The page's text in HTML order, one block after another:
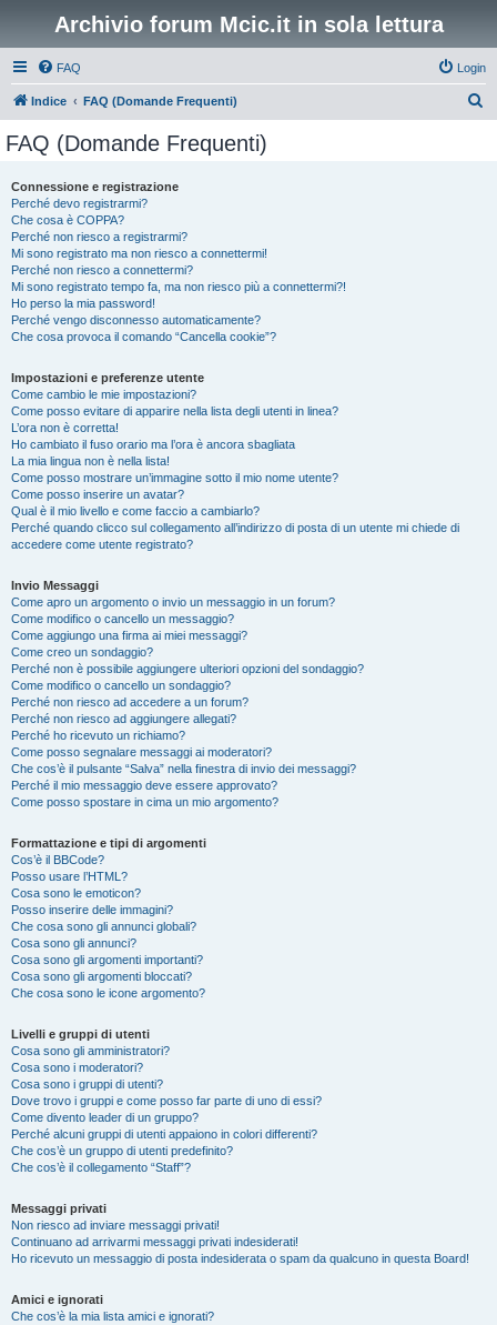
Archivio forum Mcic.it in sola lettura
FAQ Login
Indice FAQ (Domande Frequenti)
FAQ (Domande Frequenti)
Connessione e registrazione
Perché devo registrarmi?
Che cosa è COPPA?
Perché non riesco a registrarmi?
Mi sono registrato ma non riesco a connettermi!
Perché non riesco a connettermi?
Mi sono registrato tempo fa, ma non riesco più a connettermi?!
Ho perso la mia password!
Perché vengo disconnesso automaticamente?
Che cosa provoca il comando “Cancella cookie”?
Impostazioni e preferenze utente
Come cambio le mie impostazioni?
Come posso evitare di apparire nella lista degli utenti in linea?
L’ora non è corretta!
Ho cambiato il fuso orario ma l’ora è ancora sbagliata
La mia lingua non è nella lista!
Come posso mostrare un’immagine sotto il mio nome utente?
Come posso inserire un avatar?
Qual è il mio livello e come faccio a cambiarlo?
Perché quando clicco sul collegamento all’indirizzo di posta di un utente mi chiede di
accedere come utente registrato?
Invio Messaggi
Come apro un argomento o invio un messaggio in un forum?
Come modifico o cancello un messaggio?
Come aggiungo una firma ai miei messaggi?
Come creo un sondaggio?
Perché non è possibile aggiungere ulteriori opzioni del sondaggio?
Come modifico o cancello un sondaggio?
Perché non riesco ad accedere a un forum?
Perché non riesco ad aggiungere allegati?
Perché ho ricevuto un richiamo?
Come posso segnalare messaggi ai moderatori?
Che cos’è il pulsante “Salva” nella finestra di invio dei messaggi?
Perché il mio messaggio deve essere approvato?
Come posso spostare in cima un mio argomento?
Formattazione e tipi di argomenti
Cos’è il BBCode?
Posso usare l’HTML?
Cosa sono le emoticon?
Posso inserire delle immagini?
Che cosa sono gli annunci globali?
Cosa sono gli annunci?
Cosa sono gli argomenti importanti?
Cosa sono gli argomenti bloccati?
Che cosa sono le icone argomento?
Livelli e gruppi di utenti
Cosa sono gli amministratori?
Cosa sono i moderatori?
Cosa sono i gruppi di utenti?
Dove trovo i gruppi e come posso far parte di uno di essi?
Come divento leader di un gruppo?
Perché alcuni gruppi di utenti appaiono in colori differenti?
Che cos’è un gruppo di utenti predefinito?
Che cos’è il collegamento “Staff”?
Messaggi privati
Non riesco ad inviare messaggi privati!
Continuano ad arrivarmi messaggi privati indesiderati!
Ho ricevuto un messaggio di posta indesiderata o spam da qualcuno in questa Board!
Amici e ignorati
Che cos’è la mia lista amici e ignorati?